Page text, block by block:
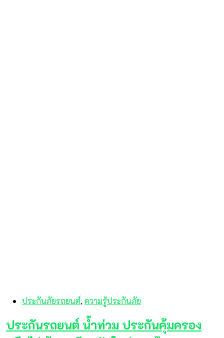
ประกันภัยรถยนต์, ความรู้ประกันภัย
ประกันรถยนต์ น้ำท่วม ประกันคุ้มครอง